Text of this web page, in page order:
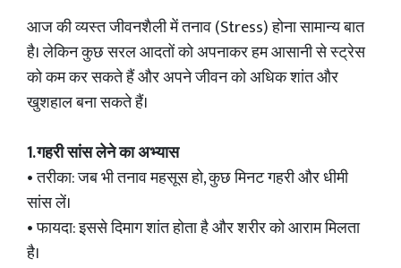
आज की व्यस्त जीवनशैली में तनाव (Stress) होना सामान्य बात
है। लेकिन कुछ सरल आदतों को अपनाकर हम आसानी से स्ट्रेस
को कम कर सकते हैं और अपने जीवन को अधिक शांत और
खुशहाल बना सकते हैं।
1. गहरी सांस लेने का अभ्यास
• तरीका: जब भी तनाव महसूस हो, कुछ मिनट गहरी और धीमी
सांस लें।
• फायदा: इससे दिमाग शांत होता है और शरीर को आराम मिलता
है।